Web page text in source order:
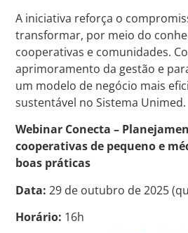
A iniciativa reforça o
transformar, por meio do
cooperativas e comunidades.
aprimoramento da gestão e
um modelo de negócio mais
sustentável no Sistema Unimed.
Webinar Conecta –
cooperativas de pequeno e
boas práticas
Data:29 de outubro de 2025
Horário: 16h